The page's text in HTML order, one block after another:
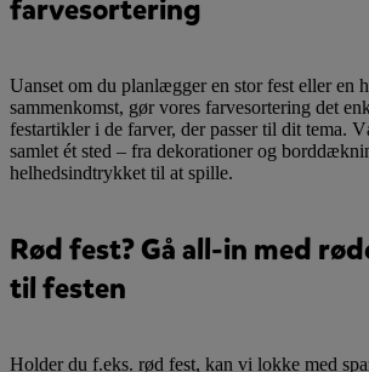
farvesortering
Uanset om du planlægger en stor fest eller en
sammenkomst, gør vores farvesortering det
festartikler i de farver, der passer til dit tema.
samlet ét sted – fra dekorationer og
helhedsindtrykket til at spille.
Rød fest? Gå all-in med
til festen
Holder du f.eks. rød fest, kan vi lokke med